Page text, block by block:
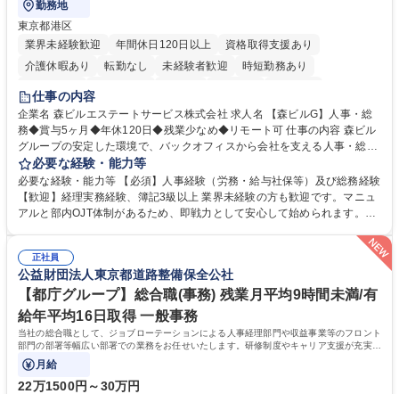
勤務地
東京都港区
業界未経験歓迎
年間休日120日以上
資格取得支援あり
介護休暇あり
転勤なし 未経験者歓迎
時短勤務あり
経験者歓迎
完全週休2日制
交通費支給 長期歓迎 駅近5分以内 土日祝休み
仕事の内容
企業名 森ビルエステートサービス株式会社 求人名 【森ビルG】人事・総
務◆賞与5ヶ月◆年休120日◆残業少なめ◆リモート可 仕事の内容 森ビル
グループの安定した環境で、バックオフィスから会社を支える人事・総務
をお任せします。 労務と総務の業務をバランスよく担当し、ゆくゆくは制
度改定などのコア業務にも挑戦できる、やりがいある環境です。 ■勤怠管
理、給与計算、社会保険手続き、年末調整等の労務管理全般 ■入退社手続
き、社内規定の改定や人事制度改定などのコア業務 ■社内イベントの企画
は部内のOJTを中心に、あなたの経験に合わせて不足している部分はいつ
でも質問・相談できる環境が整っているため、安心して成長できます。 募
集職種 【森ビルG】人事・総務◆賞与5ヶ月◆年休120日◆残業少なめ◆
リモート可
必要な経験・能力等
必要な経験・能力等 【必須】人事経験（労務・給与社保等）及び総務経験
【歓迎】経理実務経験、簿記3級以上 業界未経験の方も歓迎です。マニュ
アルと部内OJT体制があるため、即戦力として安心して始められます。
ます。定型業務に留まらず、社内規定や人事制度の改定など会社のコア業
務に挑戦できるため、自身の成長と組織への貢献度をダイレクトに実感で
きます。 残業少なめ、週1日リモート可など、ワークライフバランスを保
ち長期活躍できる環境です。 「これまでの幅広い経験を活かし、長期的な
キャリアを築きたい」という前向きな意欲と挑戦を全力で応援します。 学
歴・資格 学歴：大学院 大学 高専 短大 専修学校 高校 語学力： 資格：日商
簿記検定1級 日商簿記検定2級 日商簿記検定3級
正社員
公益財団法人東京都道路整備保全公社
【都庁グループ】総合職(事務) 残業月平均9時間未満/有
給年平均16日取得 一般事務
当社の総合職として、ジョブローテーションによる人事経理部門や収益事業等のフロント
部門の部署等幅広い部署での業務をお任せいたします。研修制度やキャリア支援が充実し
ております！ ※下記業務詳細
月給
22万1500円～30万円